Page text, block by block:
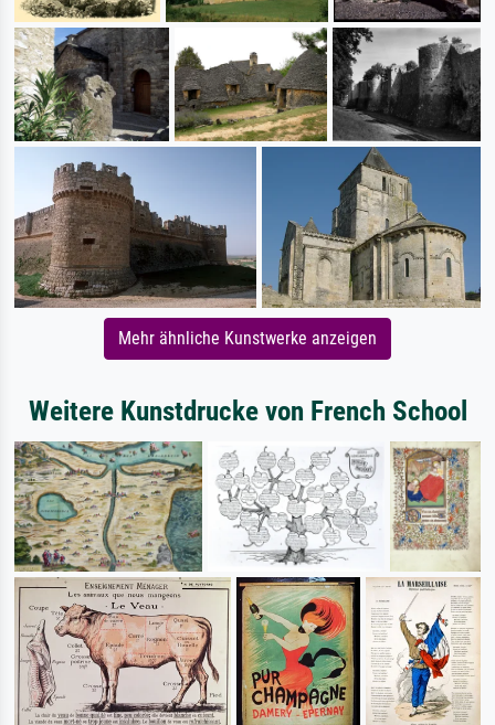
Mehr ähnliche Kunstwerke anzeigen
Weitere Kunstdrucke von French School